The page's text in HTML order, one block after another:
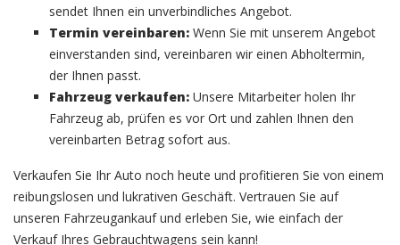
sendet Ihnen ein unverbindliches Angebot.
Termin vereinbaren: Wenn Sie mit unserem Angebot
einverstanden sind, vereinbaren wir einen Abholtermin,
der Ihnen passt.
Fahrzeug verkaufen: Unsere Mitarbeiter holen Ihr
Fahrzeug ab, prüfen es vor Ort und zahlen Ihnen den
vereinbarten Betrag sofort aus.
Verkaufen Sie Ihr Auto noch heute und profitieren Sie von einem
reibungslosen und lukrativen Geschäft. Vertrauen Sie auf
unseren Fahrzeugankauf und erleben Sie, wie einfach der
Verkauf Ihres Gebrauchtwagens sein kann!